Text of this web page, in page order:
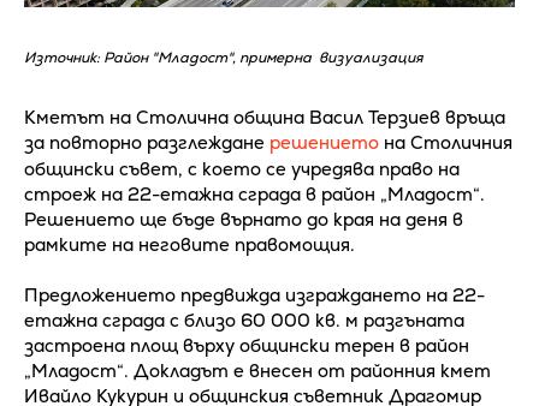
Източник: Район "Младост", примерна визуализация
Кметът на Столична община Васил Терзиев връща
за повторно разглеждане решението на Столичния
общински съвет, с което се учредява право на
строеж на 22-етажна сграда в район „Младост“.
Решението ще бъде върнато до края на деня в
рамките на неговите правомощия.
Предложението предвижда изграждането на 22-
етажна сграда с близо 60 000 кв. м разгъната
застроена площ върху общински терен в район
„Младост“. Докладът е внесен от районния кмет
Ивайло Кукурин и общинския съветник Драгомир